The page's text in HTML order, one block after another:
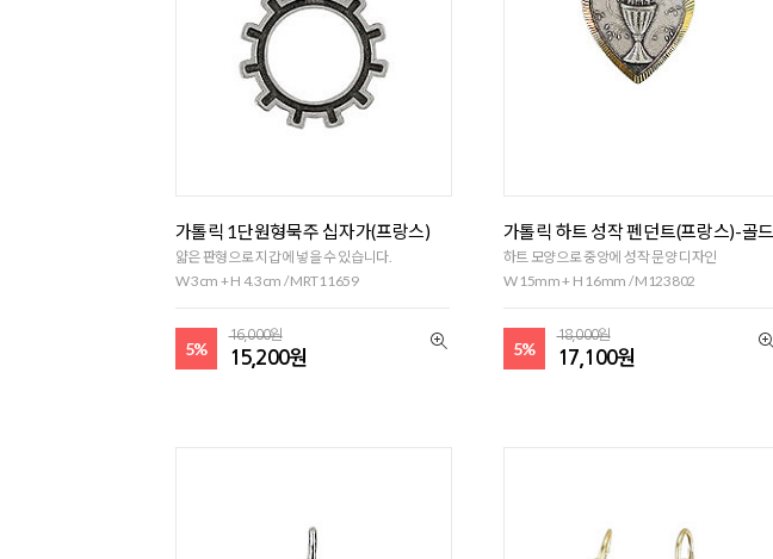
가톨릭 1단원형묵주 십자가(프랑스)
얇은 판형으로 지갑에 넣을 수 있습니다.
W 3cm + H 4.3cm / MRT11659
5%
16,000원
15,200원
가톨릭 하트 성작 펜던트(프랑스)-골드
하트 모양으로 중앙에 성작 문양 디자인
W 15mm + H 16mm / M123802
5%
18,000원
17,100원